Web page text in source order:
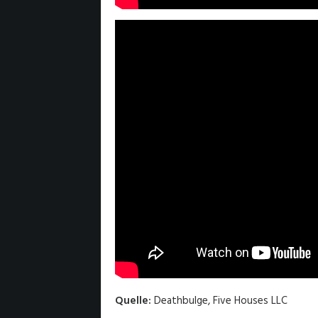
Quelle: Deathbulge, Five Houses LLC